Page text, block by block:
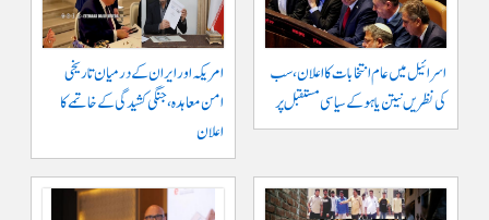
اسرائیل میں عام انتخابات کا اعلان، سب
کی نظریں نیتن یاہو کے سیاسی مستقبل پر
امریکہ اور ایران کے درمیان تاریخی
امن معاہدہ، جنگی کشیدگی کے خاتمے کا
اعلان